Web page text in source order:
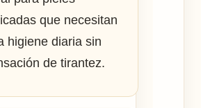
que necesitan
higiene diaria sin
de tirantez.